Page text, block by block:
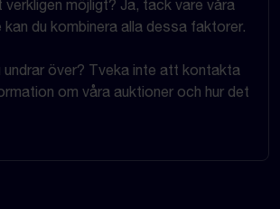
verkligen möjligt? Ja, tack vare våra
kan du kombinera alla dessa faktorer.
undrar över? Tveka inte att kontakta
om våra auktioner och hur det